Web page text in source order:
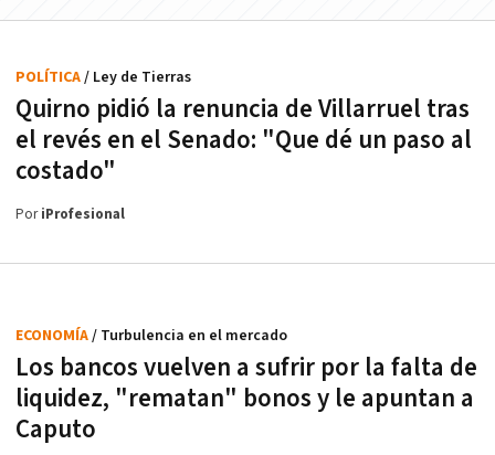
Quirno pidió la renuncia de Villarruel tras
el revés en el Senado: "Que dé un paso al
costado"
POLÍTICA/ Ley de Tierras
PoriProfesional
Los bancos vuelven a sufrir por la falta de
liquidez, "rematan" bonos y le apuntan a
Caputo
ECONOMÍA/ Turbulencia en el mercado